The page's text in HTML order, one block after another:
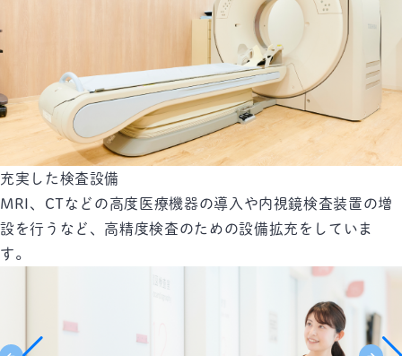
充実した検査設備
MRI、CTなどの高度医療機器の導入や内視鏡検査装置の増
設を行うなど、高精度検査のための設備拡充をしていま
す。